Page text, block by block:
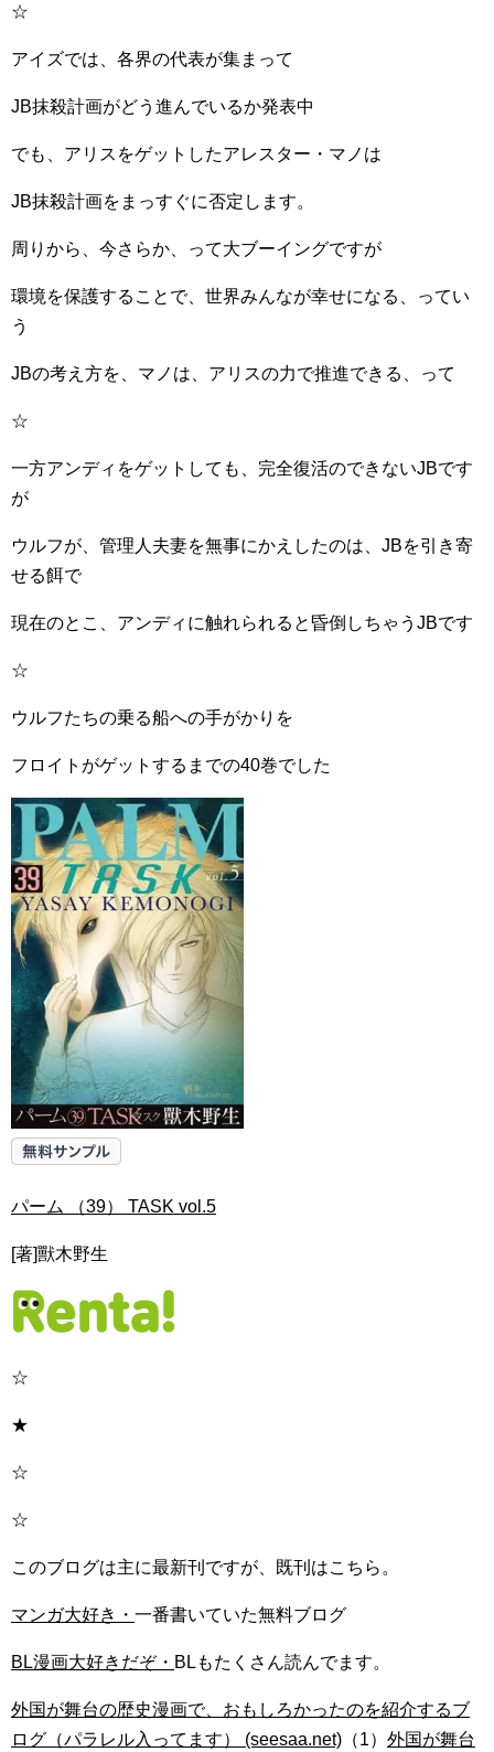
☆
アイズでは、各界の代表が集まって
JB抹殺計画がどう進んでいるか発表中
でも、アリスをゲットしたアレスター・マノは
JB抹殺計画をまっすぐに否定します。
周りから、今さらか、って大ブーイングですが
環境を保護することで、世界みんなが幸せになる、ってい
う
JBの考え方を、マノは、アリスの力で推進できる、って
☆
一方アンディをゲットしても、完全復活のできないJBです
が
ウルフが、管理人夫妻を無事にかえしたのは、JBを引き寄
せる餌で
現在のとこ、アンディに触れられると昏倒しちゃうJBです
☆
ウルフたちの乗る船への手がかりを
フロイトがゲットするまでの40巻でした
パーム （39） TASK vol.5
[著]獸木野生
☆
★
☆
☆
このブログは主に最新刊ですが、既刊はこちら。
マンガ大好き・ 一番書いていた無料ブログ
BL漫画大好きだぞ・ BLもたくさん読んでます。
外国が舞台の歴史漫画で、おもしろかったのを紹介するブ
ログ（パラレル入ってます） (seesaa.net) （1） 外国が舞台